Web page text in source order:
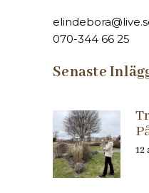
070-344 66 25
Senaste
12